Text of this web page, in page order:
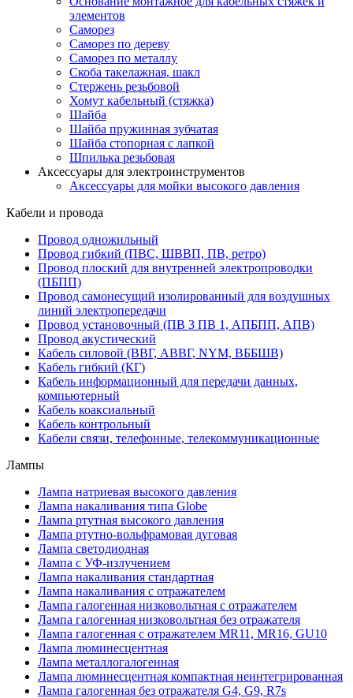
элементов
Саморез
Саморез по дереву
Саморез по металлу
Скоба такелажная, шакл
Стержень резьбовой
Хомут кабельный (стяжка)
Шайба
Шайба пружинная зубчатая
Шайба стопорная с лапкой
Шпилька резьбовая
Аксессуары для электроинструментов
Аксессуары для мойки высокого давления
Кабели и провода
Провод одножильный
Провод гибкий (ПВС, ШВВП, ПВ, ретро)
Провод плоский для внутренней электропроводки
(ПБПП)
Провод самонесущий изолированный для воздушных
линий электропередачи
Провод установочный (ПВ 3 ПВ 1, АПБПП, АПВ)
Провод акустический
Кабель силовой (ВВГ, АВВГ, NYM, ВББШВ)
Кабель гибкий (КГ)
Кабель информационный для передачи данных,
компьютерный
Кабель коаксиальный
Кабель контрольный
Кабели связи, телефонные, телекоммуникационные
Лампы
Лампа натриевая высокого давления
Лампа накаливания типа Globe
Лампа ртутная высокого давления
Лампа ртутно-вольфрамовая дуговая
Лампа светодиодная
Лампа с УФ-излучением
Лампа накаливания стандартная
Лампа накаливания с отражателем
Лампа галогенная низковольтная с отражателем
Лампа галогенная низковольтная без отражателя
Лампа галогенная с отражателем MR11, MR16, GU10
Лампа люминесцентная
Лампа металлогалогенная
Лампа люминесцентная компактная неинтегрированная
Лампа галогенная без отражателя G4, G9, R7s